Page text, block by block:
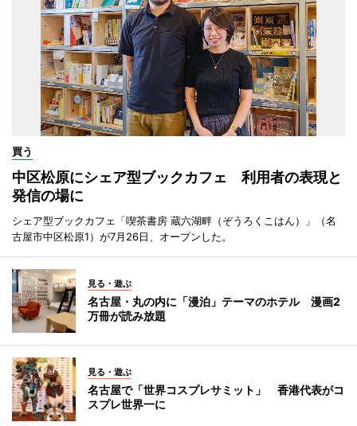
買う
中区松原にシェア型ブックカフェ 利用者の表現と
発信の場に
シェア型ブックカフェ「喫茶書房 蔵六湖畔（ぞうろくこはん）」（名
古屋市中区松原1）が7月26日、オープンした。
見る・遊ぶ
名古屋・丸の内に「漫泊」テーマのホテル 漫画2
万冊が読み放題
見る・遊ぶ
名古屋で「世界コスプレサミット」 香港代表がコ
スプレ世界一に